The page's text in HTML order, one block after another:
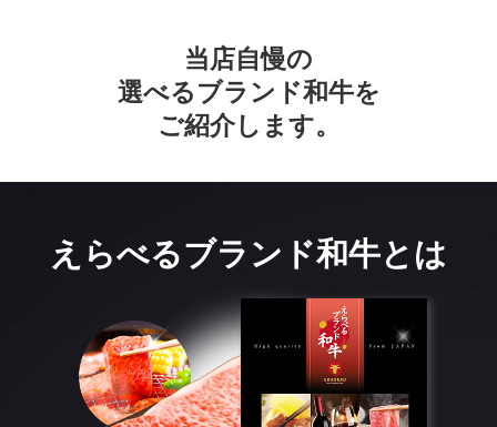
当店自慢の
選べるブランド和牛を
ご紹介します。
えらべるブランド和牛とは